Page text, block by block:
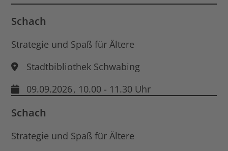
Schach
Strategie und Spaß für Ältere
Stadtbibliothek Schwabing
09.09.2026, 10.00 - 11.30 Uhr
Schach
Strategie und Spaß für Ältere